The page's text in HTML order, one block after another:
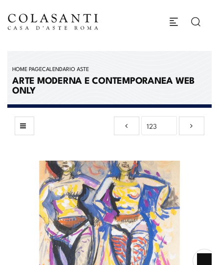
HOME PAGECALENDARIO ASTE
ARTE MODERNA E CONTEMPORANEA WEB
ONLY